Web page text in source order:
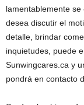
lamentablemente
desea discutir el
detalle, brindar
inquietudes, puede
Sunwingcares.ca y
pondrá en contacto